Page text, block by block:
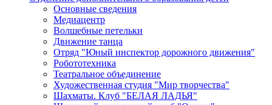
Основные сведения
Медиацентр
Волшебные петельки
Движение танца
Отряд "Юный инспектор дорожного движения"
Робототехника
Театральное объединение
Художественная студия "Мир творчества"
Шахматы. Клуб "БЕЛАЯ ЛАДЬЯ"